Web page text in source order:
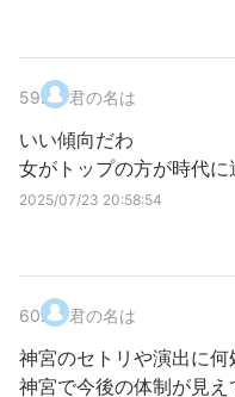
59. 君の名は
いい傾向だわ
女がトップの方が時代に
2025/07/23 20:58:54
60. 君の名は
神宮のセトリや演出に何
神宮で今後の体制が見え